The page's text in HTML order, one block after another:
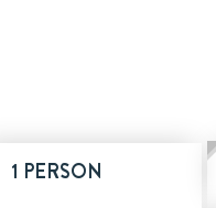
1 PERSON